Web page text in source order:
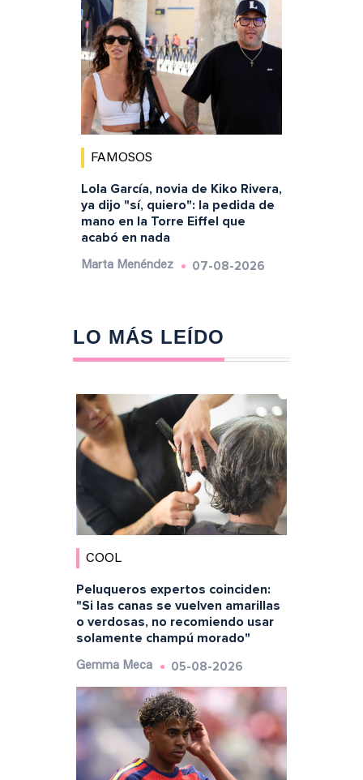
FAMOSOS
Lola García, novia de Kiko Rivera,
ya dijo "sí, quiero": la pedida de
mano en la Torre Eiffel que
acabó en nada
Marta Menéndez 07-08-2026
LO MÁS LEÍDO
COOL
Peluqueros expertos coinciden:
"Si las canas se vuelven amarillas
o verdosas, no recomiendo usar
solamente champú morado"
Gemma Meca 05-08-2026